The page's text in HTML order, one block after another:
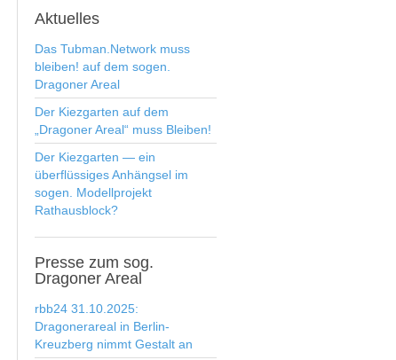
Aktuelles
Das Tubman​.​Network muss
bleiben! auf dem sogen.
Dragoner Areal
Der Kiezgarten auf dem
„Dragoner Areal“ muss Bleiben!
Der Kiezgarten — ein
überflüssiges Anhängsel im
sogen. Modellprojekt
Rathausblock?
Presse zum sog.
Dragoner Areal
rbb24 31.10.2025:
Dragonerareal in Berlin-
Kreuzberg nimmt Gestalt an